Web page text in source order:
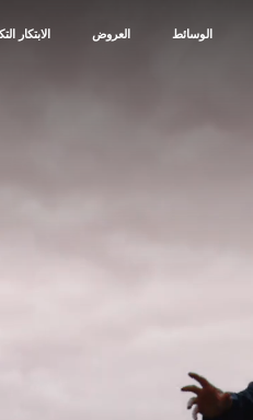
الوسائط العروض الابتكار